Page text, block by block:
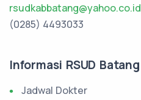
rsudkabbatang@yahoo.co.id
(0285) 4493033
Informasi RSUD Batang
Jadwal Dokter